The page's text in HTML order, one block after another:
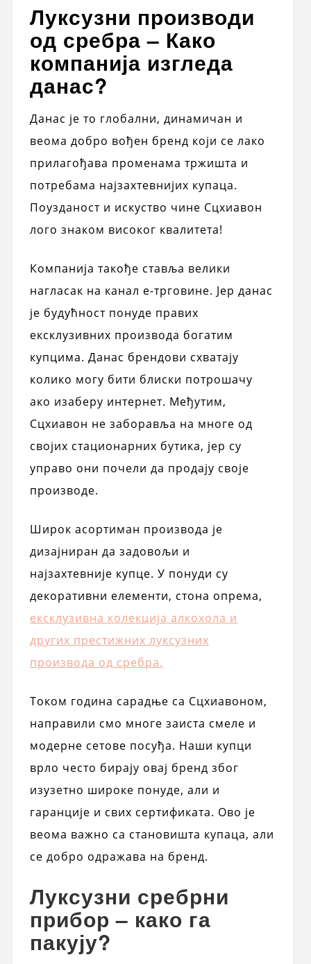
Луксузни производи
од сребра – Како
компанија изгледа
данас?
Данас је то глобални, динамичан и
веома добро вођен бренд који се лако
прилагођава променама тржишта и
потребама најзахтевнијих купаца.
Поузданост и искуство чине Сцхиавон
лого знаком високог квалитета!
Компанија такође ставља велики
нагласак на канал е-трговине. Јер данас
је будућност понуде правих
ексклузивних производа богатим
купцима. Данас брендови схватају
колико могу бити блиски потрошачу
ако изаберу интернет. Међутим,
Сцхиавон не заборавља на многе од
својих стационарних бутика, јер су
управо они почели да продају своје
производе.
Широк асортиман производа је
дизајниран да задовољи и
најзахтевније купце. У понуди су
декоративни елементи, стона опрема,
ексклузивна колекција алкохола и
других престижних луксузних
производа од сребра.
Током година сарадње са Сцхиавоном,
направили смо многе заиста смеле и
модерне сетове посуђа. Наши купци
врло често бирају овај бренд због
изузетно широке понуде, али и
гаранције и свих сертификата. Ово је
веома важно са становишта купаца, али
се добро одражава на бренд.
Луксузни сребрни
прибор – како га
пакују?